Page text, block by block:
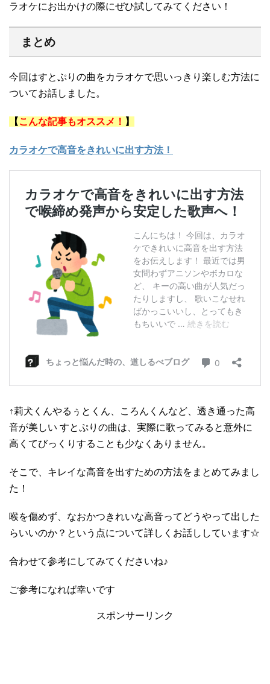
ラオケにお出かけの際にぜひ試してみてください！
まとめ
今回はすとぷりの曲をカラオケで思いっきり楽しむ方法に
ついてお話しました。
【こんな記事もオススメ！ 】
カラオケで高音をきれいに出す方法！
↑莉犬くんやるぅとくん、ころんくんなど、透き通った高
音が美しい すとぷりの曲は、実際に歌ってみると意外に
高くてびっくりすることも少なくありません。
そこで、キレイな高音を出すための方法をまとめてみまし
た！
喉を傷めず、なおかつきれいな高音ってどうやって出した
らいいのか？という点について詳しくお話ししています☆
合わせて参考にしてみてくださいね♪
ご参考になれば幸いです
スポンサーリンク